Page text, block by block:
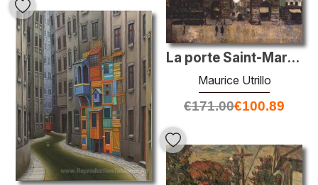
La porte Saint-Martin
Maurice Utrillo
€171.00€100.89